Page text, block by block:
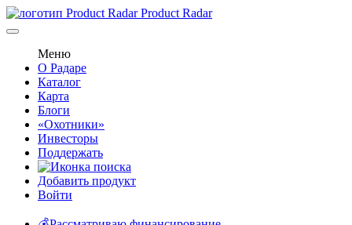
Product Radar
Меню
О Радаре
Каталог
Карта
Блоги
«Охотники»
Инвесторы
Поддержать
Добавить продукт
Войти